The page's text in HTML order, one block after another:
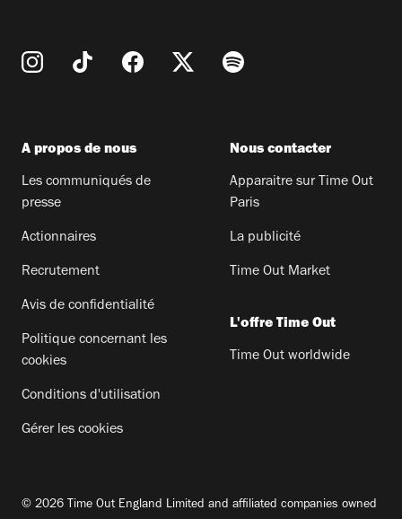
A propos de nous
Les communiqués de
presse
Actionnaires
Recrutement
Avis de confidentialité
Politique concernant les
cookies
Conditions d'utilisation
Gérer les cookies
Nous contacter
Apparaitre sur Time Out
Paris
La publicité
Time Out Market
L'offre Time Out
Time Out worldwide
© 2026 Time Out England Limited and affiliated companies owned